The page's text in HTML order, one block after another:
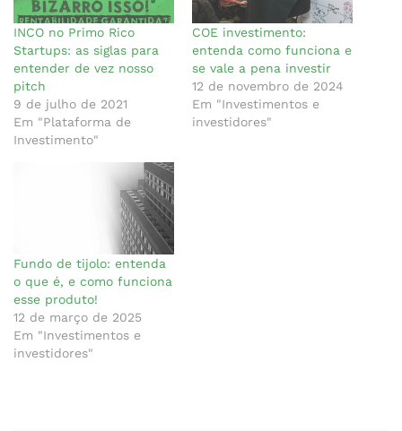
INCO no Primo Rico
Startups: as siglas para
entender de vez nosso
pitch
9 de julho de 2021
Em "Plataforma de
Investimento"
COE investimento:
entenda como funciona e
se vale a pena investir
12 de novembro de 2024
Em "Investimentos e
investidores"
Fundo de tijolo: entenda
o que é, e como funciona
esse produto!
12 de março de 2025
Em "Investimentos e
investidores"